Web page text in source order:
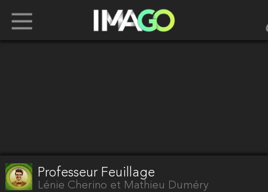
Professeur Feuillage
Lénie Cherino et Mathieu Duméry